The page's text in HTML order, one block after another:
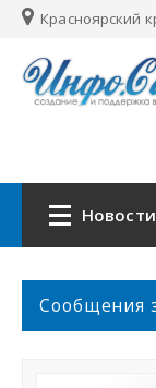
Красноярский
Главная
Сообщения